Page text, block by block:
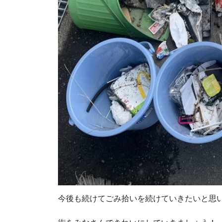
今後も続けてごみ拾いを続けていきたいと思